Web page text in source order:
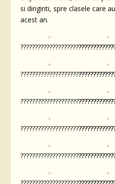
si diriginti, spre clasele care
acest an.